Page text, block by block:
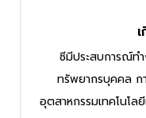
ซีมีประสบการณ์ท
ทรัพยากรบุคคล ก
อุตสาหกรรมเทคโนโ